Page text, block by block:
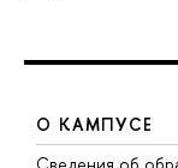
О КАМПУСЕ